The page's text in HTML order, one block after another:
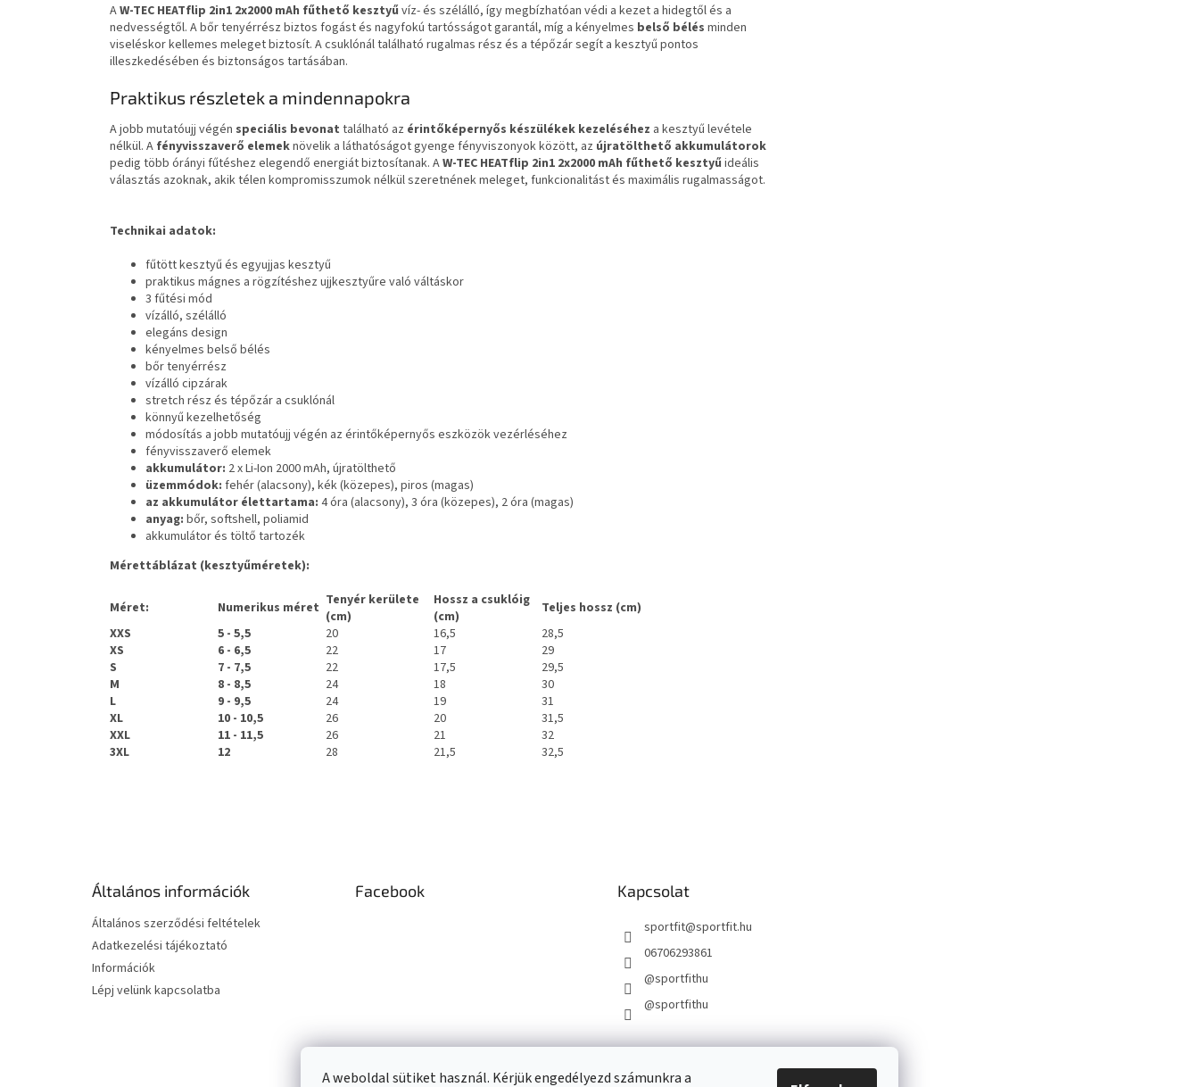
A weboldal sütiket használ. Kérjük engedélyezd számunkra a
AW-TEC HEATflip 2in1 2x2000 mAh fűthető kesztyű víz- és szélálló, így megbízhatóan védi a kezet a hidegtől és a
nedvességtől. A bőr tenyérrész biztos fogást és nagyfokú tartósságot garantál, míg a kényelmes belső bélés minden
viseléskor kellemes meleget biztosít. A csuklónál található rugalmas rész és a tépőzár segít a kesztyű pontos
illeszkedésében és biztonságos tartásában.
Praktikus részletek a mindennapokra
A jobb mutatóujj végén speciális bevonat található az érintőképernyős készülékek kezeléséhez a kesztyű levétele
nélkül. A fényvisszaverő elemeknövelik a láthatóságot gyenge fényviszonyok között, az újratölthető akkumulátorok
pedig több órányi fűtéshez elegendő energiát biztosítanak. AW-TEC HEATflip 2in1 2x2000 mAh fűthető kesztyű ideális
választás azoknak, akik télen kompromisszumok nélkül szeretnének meleget, funkcionalitást és maximális rugalmasságot.
Technikai adatok:
fűtött kesztyű és egyujjas kesztyű
praktikus mágnes a rögzítéshez ujjkesztyűre való váltáskor
3 fűtési mód
vízálló, szélálló
elegáns design
kényelmes belső bélés
bőr tenyérrész
vízálló cipzárak
stretch rész és tépőzár a csuklónál
könnyű kezelhetőség
módosítás a jobb mutatóujj végén az érintőképernyős eszközök vezérléséhez
fényvisszaverő elemek
akkumulátor: 2 x Li-Ion 2000 mAh, újratölthető
üzemmódok: fehér (alacsony), kék (közepes), piros (magas)
az akkumulátor élettartama: 4 óra (alacsony), 3 óra (közepes), 2 óra (magas)
anyag: bőr, softshell, poliamid
akkumulátor és töltő tartozék
Mérettáblázat (kesztyűméretek):
Méret: Numerikus méret Tenyér kerülete
(cm)
Hossz a csuklóig
(cm)
Teljes hossz (cm)
XXS
5 - 5,5 20 16,5
28,5
XS
6 - 6,5 22 17
29
S
7 - 7,5 22 17,5
29,5
M
8 - 8,5 24 18
30
L
9 - 9,5 24 19
31
XL
10 - 10,5 26 20
31,5
XXL
11 - 11,5 26 21
32
3XL
12 28 21,5 32,5
Általános információk
Általános szerződési feltételek
Adatkezelési tájékoztató
Információk
Lépj velünk kapcsolatba
Facebook Kapcsolat
sportfit@sportfit.hu
06706293861
@sportfithu
@sportfithu